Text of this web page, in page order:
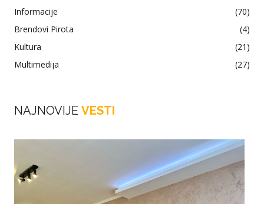
Informacije
(70)
Brendovi Pirota
(4)
Kultura
(21)
Multimedija
(27)
NAJNOVIJE VESTI